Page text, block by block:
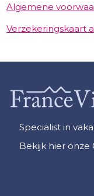
Algemene
Verzekeringskaart
Specialist in
Bekijk hier onze